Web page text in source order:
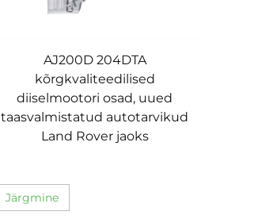
AJ200D 204DTA
kõrgkvaliteedilised
diiselmootori osad, uued
taasvalmistatud autotarvikud
Land Rover jaoks
Järgmine